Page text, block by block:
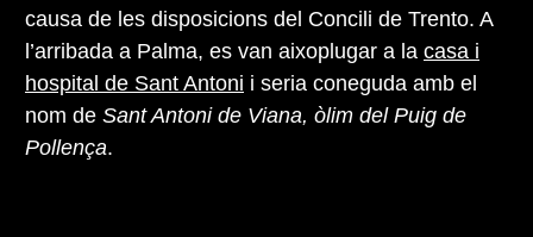
causa de les disposicions del Concili de Trento. A
l’arribada a Palma, es van aixoplugar a la casa i
hospital de Sant Antoni i seria coneguda amb el
nom de Sant Antoni de Viana, òlim del Puig de
Pollença.